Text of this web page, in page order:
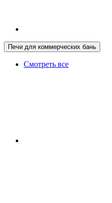
Печи для коммерческих бань
Смотреть все